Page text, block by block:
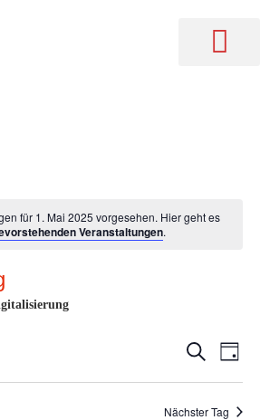
für 1. Mai 2025 vorgesehen. Hier geht es
Veranstaltungen.
Suche
Tag
Nächster Tag